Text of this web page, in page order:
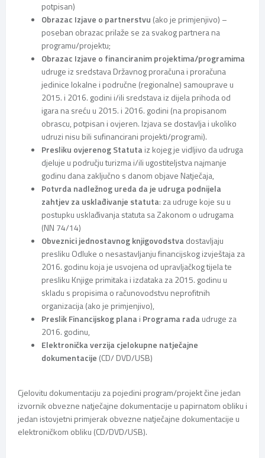
potpisan)
Obrazac Izjave o partnerstvu (ako je primjenjivo) –
poseban obrazac prilaže se za svakog partnera na
programu/projektu;
Obrazac Izjave o financiranim projektima/programima
udruge iz sredstava Državnog proračuna i proračuna
jedinice lokalne i područne (regionalne) samouprave u
2015. i 2016. godini i/ili sredstava iz dijela prihoda od
igara na sreću u 2015. i 2016. godini (na propisanom
obrascu, potpisan i ovjeren. Izjava se dostavlja i ukoliko
udruzi nisu bili sufinancirani projekti/programi).
Presliku ovjerenog Statuta iz kojeg je vidljivo da udruga
djeluje u području turizma i/ili ugostiteljstva najmanje
godinu dana zaključno s danom objave Natječaja,
Potvrda nadležnog ureda da je udruga podnijela
zahtjev za usklađivanje statuta: za udruge koje su u
postupku usklađivanja statuta sa Zakonom o udrugama
(NN 74/14)
Obveznici jednostavnog knjigovodstva dostavljaju
presliku Odluke o nesastavljanju financijskog izvještaja za
2016. godinu koja je usvojena od upravljačkog tijela te
presliku Knjige primitaka i izdataka za 2015. godinu u
skladu s propisima o računovodstvu neprofitnih
organizacija (ako je primjenjivo),
Preslik Financijskog plana i Programa rada udruge za
2016. godinu,
Elektronička verzija cjelokupne natječajne
dokumentacije (CD/ DVD/USB)
Cjelovitu dokumentaciju za pojedini program/projekt čine jedan
izvornik obvezne natječajne dokumentacije u papirnatom obliku i
jedan istovjetni primjerak obvezne natječajne dokumentacije u
elektroničkom obliku (CD/DVD/USB).